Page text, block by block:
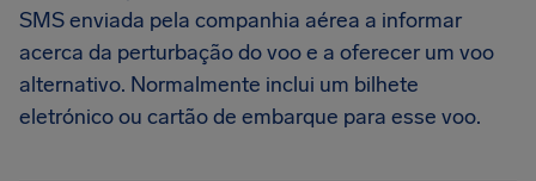
SMS enviada pela companhia aérea a informar
acerca da perturbação do voo e a oferecer um voo
alternativo. Normalmente inclui um bilhete
eletrónico ou cartão de embarque para esse voo.